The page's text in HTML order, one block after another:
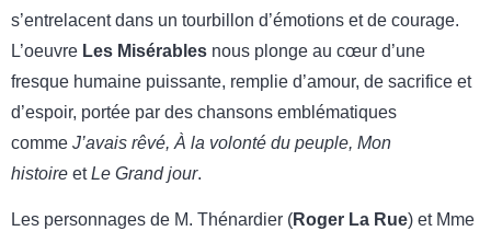
s’entrelacent dans un tourbillon d’émotions et de courage.
L’oeuvre Les Misérables nous plonge au cœur d’une
fresque humaine puissante, remplie d’amour, de sacrifice et
d’espoir, portée par des chansons emblématiques
comme J’avais rêvé, À la volonté du peuple, Mon
histoire etLe Grand jour.
Les personnages de M. Thénardier (Roger La Rue) et Mme